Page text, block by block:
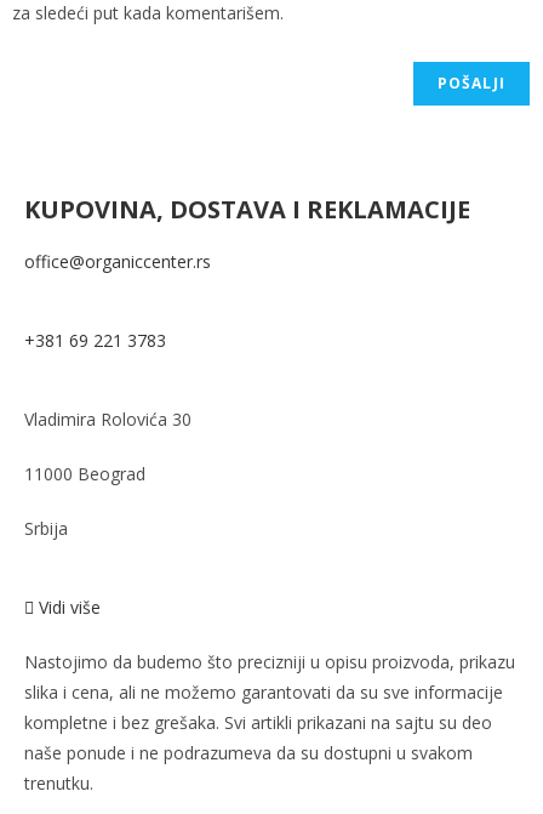
za sledeći put kada komentarišem.
KUPOVINA, DOSTAVA I REKLAMACIJE
office@organiccenter.rs
+381 69 221 3783
Vladimira Rolovića 30
11000 Beograd
Srbija
Vidi više
Nastojimo da budemo što precizniji u opisu proizvoda, prikazu
slika i cena, ali ne možemo garantovati da su sve informacije
kompletne i bez grešaka. Svi artikli prikazani na sajtu su deo
naše ponude i ne podrazumeva da su dostupni u svakom
trenutku.